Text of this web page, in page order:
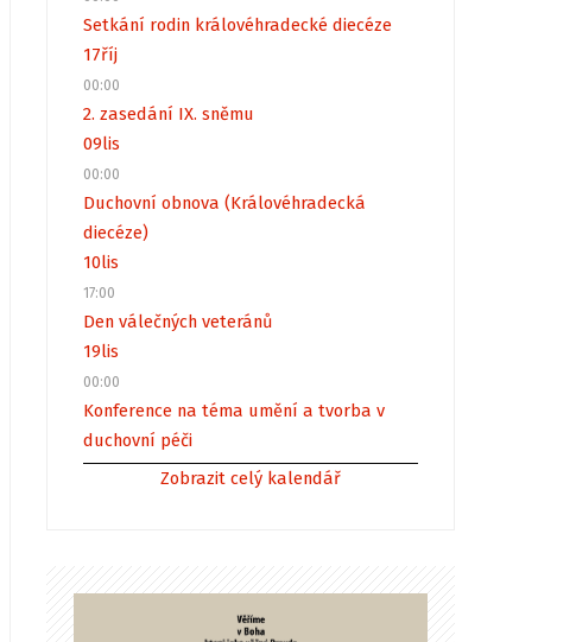
Setkání rodin královéhradecké diecéze
17říj
00:00
2. zasedání IX. sněmu
09lis
00:00
Duchovní obnova (Královéhradecká
diecéze)
10lis
17:00
Den válečných veteránů
19lis
00:00
Konference na téma umění a tvorba v
duchovní péči
Zobrazit celý kalendář